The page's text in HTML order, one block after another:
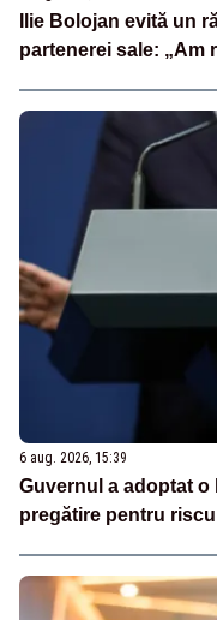
Ilie Bolojan evită un
partenerei sale: „Am
6 aug. 2026, 15:39
Guvernul a adoptat
pregătire pentru